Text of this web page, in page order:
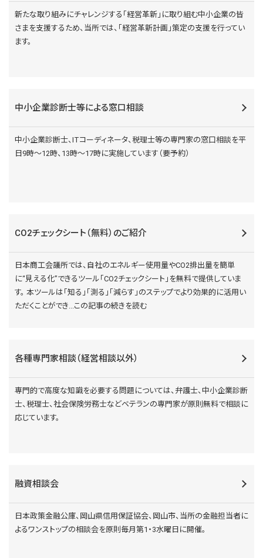
新たな取り組みにチャレンジする「経営革新」に取り組む中小企業の皆
さまを支援するため、当所では、「経営革新計画」策定の支援を行ってい
ます。
中小企業診断士等による窓口相談
中小企業診断士、ITコーディネータ、税理士等の専門家の窓口相談を平
日9時～12時、13時～17時に実施しています（要予約）
CO2チェックシート（無料）のご紹介
日本商工会議所では、自社のエネルギー使用量やCO2排出量を簡単
に“見える化”できるツール「CO2チェックシート」を無料で提供していま
す。 本ツールは「知る」「測る」「減らす」のステップでより効果的に活用い
ただくことができ ...この記事の続きを読む
各種専門家相談（経営相談以外）
専門的で高度な知識を必要する問題については、弁護士、中小企業診断
士、税理士、社会保険労務士などベテランの専門家が原則無料で相談に
応じています。
融資相談会
日本政策金融公庫、岡山県信用保証協会、岡山市、当所の金融担当者に
よるワンストップの相談会を原則毎月第1・3水曜日に開催。